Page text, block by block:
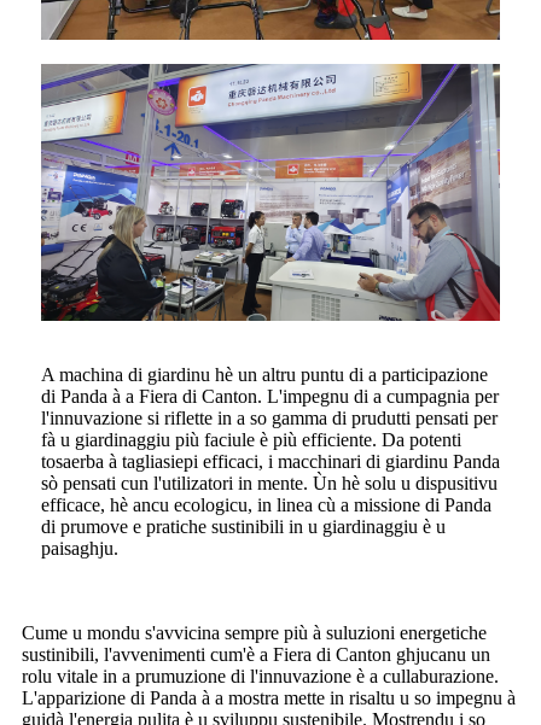
A machina di giardinu hè un altru puntu di a participazione
di Panda à a Fiera di Canton. L'impegnu di a cumpagnia per
l'innuvazione si riflette in a so gamma di prudutti pensati per
fà u giardinaggiu più faciule è più efficiente. Da potenti
tosaerba à tagliasiepi efficaci, i macchinari di giardinu Panda
sò pensati cun l'utilizatori in mente. Ùn hè solu u dispusitivu
efficace, hè ancu ecologicu, in linea cù a missione di Panda
di prumove e pratiche sustinibili in u giardinaggiu è u
paisaghju.
Cume u mondu s'avvicina sempre più à suluzioni energetiche
sustinibili, l'avvenimenti cum'è a Fiera di Canton ghjucanu un
rolu vitale in a prumuzione di l'innuvazione è a cullaburazione.
L'apparizione di Panda à a mostra mette in risaltu u so impegnu à
guidà l'energia pulita è u sviluppu sustenibile. Mostrendu i so